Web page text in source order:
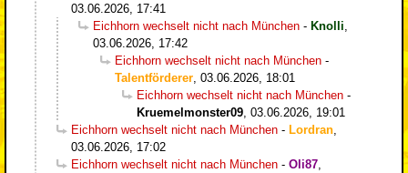
03.06.2026, 17:41
Eichhorn wechselt nicht nach München - Knolli
03.06.2026, 17:42
Eichhorn wechselt nicht nach München -
Talentförderer 03.06.2026, 18:01
Eichhorn wechselt nicht nach München -
Kruemelmonster09 03.06.2026, 19:01
Eichhorn wechselt nicht nach München - Lordran
03.06.2026, 17:02
Eichhorn wechselt nicht nach München - Oli87